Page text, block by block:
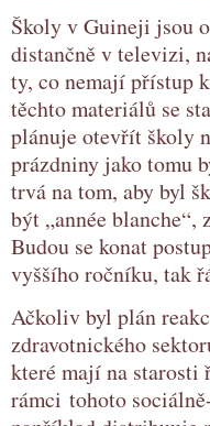
Školy v Guineji jsou
distančně v televizi,
ty, co nemají přístup
těchto materiálů se
plánuje otevřít školy
prázdniny jako tomu
trvá na tom, aby byl
být „année
Budou se konat
vyššího ročníku, tak
Ačkoliv byl plán
zdravotnického
které mají na starosti
rámci tohoto